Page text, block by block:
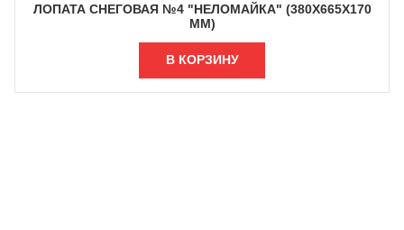
ЛОПАТА СНЕГОВАЯ №4 "НЕЛОМАЙКА" (380Х665Х170
ММ)
В КОРЗИНУ